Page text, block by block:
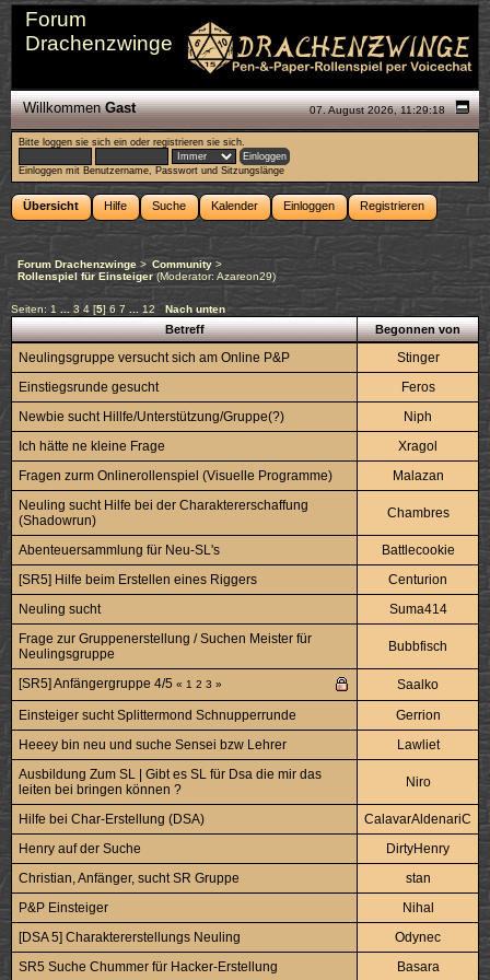
Forum
Drachenzwinge
07. August 2026, 11:29:18
WillkommenGast
Bitte loggen sie sich ein oderregistrieren sie sich.
Einloggen mit Benutzername, Passwort und Sitzungslänge
Übersicht Hilfe Suche Kalender Einloggen Registrieren
Forum Drachenzwinge > Community>
Rollenspiel für Einsteiger(Moderator: Azareon29)
Seiten: 1 3 4 [5] 6 7 12 Nach unten
Betreff Begonnen von
Neulingsgruppe versucht sich am Online P&P
Stinger
Einstiegsrunde gesucht
Feros
Newbie sucht Hillfe/Unterstützung/Gruppe(?)
Niph
Ich hätte ne kleine Frage
Xragol
Fragen zurm Onlinerollenspiel (Visuelle Programme)
Malazan
Neuling sucht Hilfe bei der Charaktererschaffung
(Shadowrun)
Chambres
Abenteuersammlung für Neu-SL's
Battlecookie
[SR5] Hilfe beim Erstellen eines Riggers
Centurion
Neuling sucht
Suma414
Frage zur Gruppenerstellung / Suchen Meister für
Neulingsgruppe
Bubbfisch
[SR5] Anfängergruppe 4/5 « 1 2 3 »
Saalko
Einsteiger sucht Splittermond Schnupperrunde
Gerrion
Heeey bin neu und suche Sensei bzw Lehrer
Lawliet
Ausbildung Zum SL | Gibt es SL für Dsa die mir das
leiten bei bringen können ?
Niro
Hilfe bei Char-Erstellung (DSA)
CalavarAldenariC
Henry auf der Suche
DirtyHenry
Christian, Anfänger, sucht SR Gruppe
stan
P&P Einsteiger
Nihal
[DSA 5] Charaktererstellungs Neuling
Odynec
SR5 Suche Chummer für Hacker-Erstellung
Basara